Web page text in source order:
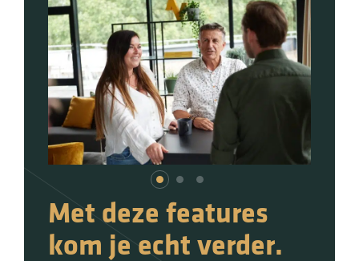
Met deze features
kom je echt verder.